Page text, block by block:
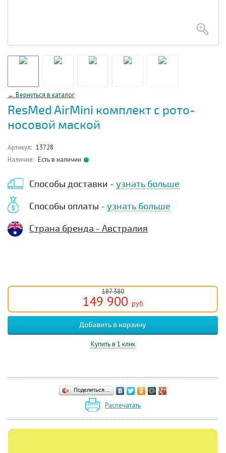
← Вернуться в каталог
ResMed AirMini комплект с рото-
носовой маской
Артикул: 13728
Наличие: Есть в наличии
Способы доставки - узнать больше
Способы оплаты - узнать больше
Страна бренда - Австралия
187 380
149 900 руб
Купить в 1 клик
Поделиться…
Распечатать